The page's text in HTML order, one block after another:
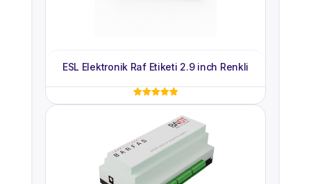
ESL Elektronik Raf Etiketi 2.9 inch Renkli
5 üzerinden